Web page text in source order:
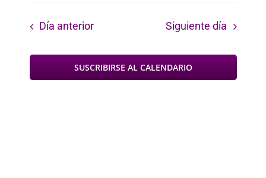
Día anterior Siguiente día
SUSCRIBIRSE AL CALENDARIO